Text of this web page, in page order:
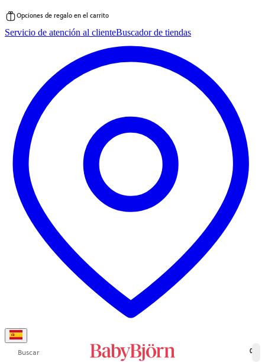
al
Opciones de regalo en el carrito
Servicio de atención al clienteBuscador de tiendas
Buscar 0